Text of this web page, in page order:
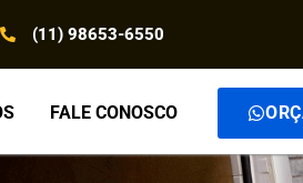
(11) 98653-6550
FALE CONOSCO